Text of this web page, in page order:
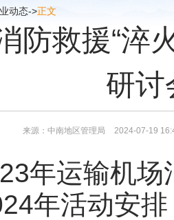
动态->正文
防救援“淬
研讨
来源：中南地区管理局 2024-07-19
年运输机场
年活动安